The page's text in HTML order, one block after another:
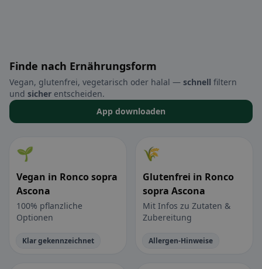
Finde nach Ernährungsform
Vegan, glutenfrei, vegetarisch oder halal — schnell filtern
und sicher entscheiden.
App downloaden
🌱
Vegan in Ronco sopra
Ascona
100% pflanzliche
Optionen
Klar gekennzeichnet
🌾
Glutenfrei in Ronco
sopra Ascona
Mit Infos zu Zutaten &
Zubereitung
Allergen-Hinweise